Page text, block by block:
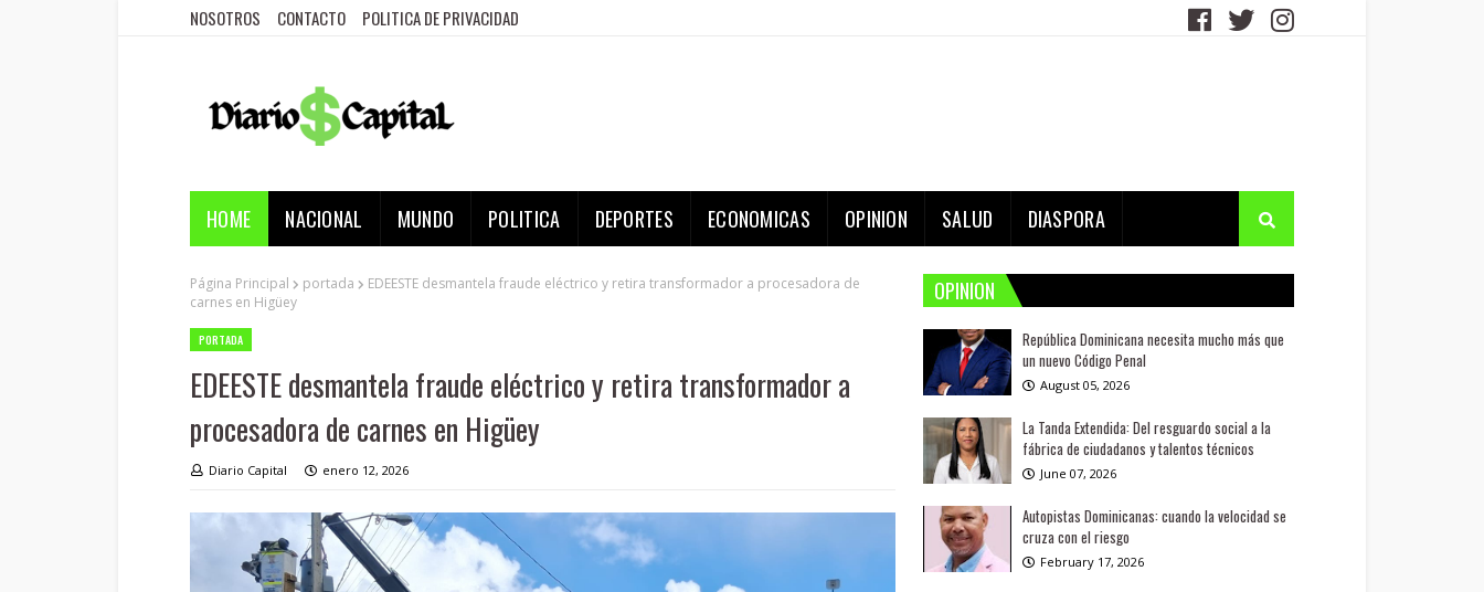
NOSOTROS CONTACTO POLITICA DE PRIVACIDAD
HOME NACIONAL MUNDO POLITICA DEPORTES ECONOMICAS OPINION SALUD DIASPORA
Página Principal portada
EDEESTE desmantela fraude eléctrico y retira transformador a procesadora de
carnes en Higüey
PORTADA
EDEESTE desmantela fraude eléctrico y retira transformador a
procesadora de carnes en Higüey
Diario Capital enero 12, 2026
OPINION
República Dominicana necesita mucho más que
un nuevo Código Penal
August 05, 2026
La Tanda Extendida: Del resguardo social a la
fábrica de ciudadanos y talentos técnicos
June 07, 2026
Autopistas Dominicanas: cuando la velocidad se
cruza con el riesgo
February 17, 2026